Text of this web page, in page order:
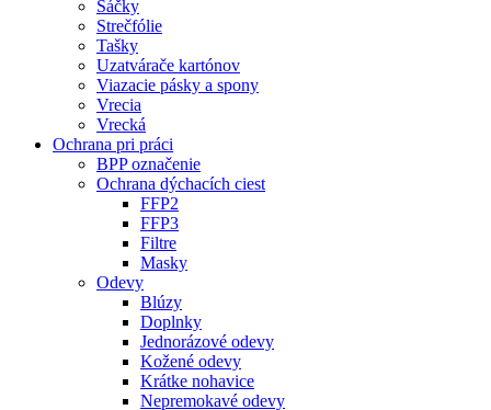
Sáčky
Strečfólie
Tašky
Uzatvárače kartónov
Viazacie pásky a spony
Vrecia
Vrecká
Ochrana pri práci
BPP označenie
Ochrana dýchacích ciest
FFP2
FFP3
Filtre
Masky
Odevy
Blúzy
Doplnky
Jednorázové odevy
Kožené odevy
Krátke nohavice
Nepremokavé odevy